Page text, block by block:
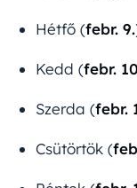
Hétfő (febr. 9.
Kedd (febr.
Szerda (febr.
Csütörtök (